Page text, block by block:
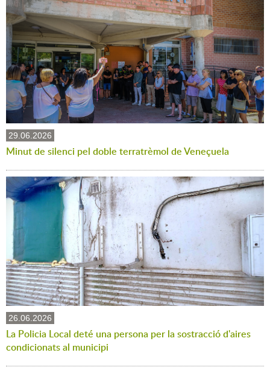
29.06.2026
Minut de silenci pel doble terratrèmol de Veneçuela
26.06.2026
La Policia Local deté una persona per la sostracció d'aires
condicionats al municipi